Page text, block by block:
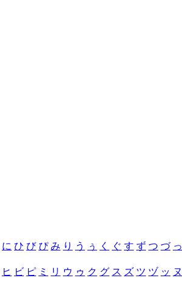
に ひ び ぴ み り う ぅ く ぐ す ず つ づ っ
ヒ ビ ピ ミ リ ウ ゥ ク グ ス ズ ツ ヅ ッ ヌ